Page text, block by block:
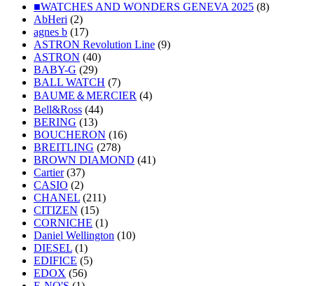
■WATCHES AND WONDERS GENEVA 2025 (8)
AbHeri (2)
agnes b (17)
ASTRON Revolution Line (9)
ASTRON (40)
BABY-G (29)
BALL WATCH (7)
BAUME＆MERCIER (4)
Bell&Ross (44)
BERING (13)
BOUCHERON (16)
BREITLING (278)
BROWN DIAMOND (41)
Cartier(37)
CASIO (2)
CHANEL (211)
CITIZEN (15)
CORNICHE (1)
Daniel Wellington (10)
DIESEL (1)
EDIFICE (5)
EDOX (56)